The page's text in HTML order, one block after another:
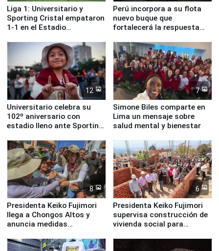
Liga 1: Universitario y
Sporting Cristal empataron
1-1 en el Estadio
Perú incorpora a su flota
nuevo buque que
fortalecerá la respuesta
12
Universitario celebra su
102º aniversario con
estadio lleno ante Sporting
7
Simone Biles comparte en
Lima un mensaje sobre
salud mental y bienestar
8
Presidenta Keiko Fujimori
llega a Chongos Altos y
anuncia medidas
educación, salud y empleo
6
Presidenta Keiko Fujimori
supervisa construcción de
vivienda social para